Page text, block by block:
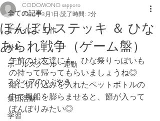
全ての記事
デザイン・工作
外出
ボールスクール・運動
スタッフのつぶやき
集団活動
学習
ぼんぼりステッキ ＆ ひな
あられ戦争（ゲーム盤）
CODOMONO sapporo
2024年3月1日 読了時間: 2分
午前のお友達にも、ひな祭りっぽいも
の持って帰ってもらいましょうね◎
縦に切り込みを入れたペットボトルの
中で風船を膨らませると、節が入って
ぼんぼりみたい◎